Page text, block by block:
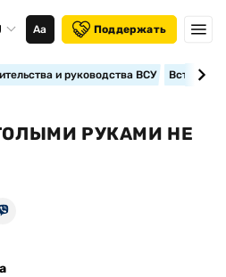
Аа Поддержать
и руководства ВСУ
РУКАМИ НЕ